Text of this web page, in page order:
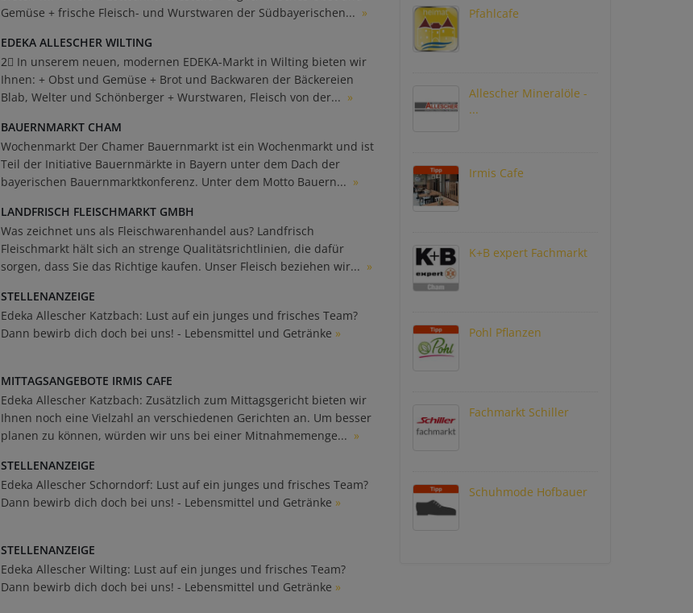
Gemüse + frische Fleisch- und Wurstwaren der Südbayerischen... »
EDEKA ALLESCHER WILTING
2⃣ In unserem neuen, modernen EDEKA-Markt in Wilting bieten wir
Ihnen: + Obst und Gemüse + Brot und Backwaren der Bäckereien
Blab, Welter und Schönberger + Wurstwaren, Fleisch von der... »
BAUERNMARKT CHAM
Wochenmarkt Der Chamer Bauernmarkt ist ein Wochenmarkt und ist
Teil der Initiative Bauernmärkte in Bayern unter dem Dach der
bayerischen Bauernmarktkonferenz. Unter dem Motto Bauern... »
LANDFRISCH FLEISCHMARKT GMBH
Was zeichnet uns als Fleischwarenhandel aus? Landfrisch
Fleischmarkt hält sich an strenge Qualitätsrichtlinien, die dafür
sorgen, dass Sie das Richtige kaufen. Unser Fleisch beziehen wir... »
STELLENANZEIGE
Edeka Allescher Katzbach: Lust auf ein junges und frisches Team?
Dann bewirb dich doch bei uns! - Lebensmittel und Getränke »
MITTAGSANGEBOTE IRMIS CAFE
Edeka Allescher Katzbach: Zusätzlich zum Mittagsgericht bieten wir
Ihnen noch eine Vielzahl an verschiedenen Gerichten an. Um besser
planen zu können, würden wir uns bei einer Mitnahmemenge... »
STELLENANZEIGE
Edeka Allescher Schorndorf: Lust auf ein junges und frisches Team?
Dann bewirb dich doch bei uns! - Lebensmittel und Getränke »
STELLENANZEIGE
Edeka Allescher Wilting: Lust auf ein junges und frisches Team?
Dann bewirb dich doch bei uns! - Lebensmittel und Getränke »
Pfahlcafe
Allescher Mineralöle -
...
Irmis Cafe
K+B expert Fachmarkt
Pohl Pflanzen
Fachmarkt Schiller
Schuhmode Hofbauer